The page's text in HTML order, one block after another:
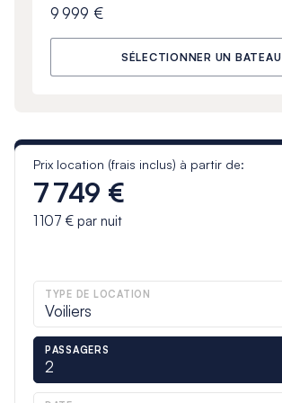
9 999 €
SÉLECTIONNER UN BATEAU
Prix location (frais inclus) à partir de:
7 749 €
1 107 €par nuit
TYPE DE LOCATION
Voiliers
PASSAGERS
2